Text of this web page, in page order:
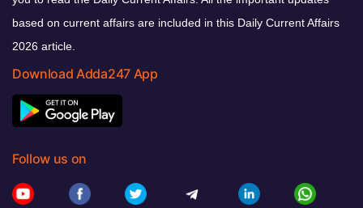
based on current affairs are included in this Daily Current Affairs
2026 article.
Download Adda247 App
Follow us on